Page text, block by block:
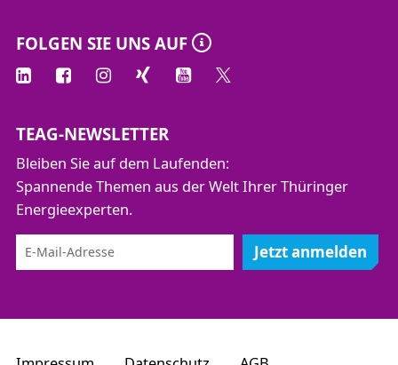
FOLGEN SIE UNS AUF
TEAG-NEWSLETTER
Bleiben Sie auf dem Laufenden:
Spannende Themen aus der Welt Ihrer Thüringer
Energieexperten.
Jetzt anmelden